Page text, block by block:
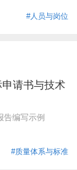
#人员与岗位
请书与技术
告编写示例
#质量体系与标准